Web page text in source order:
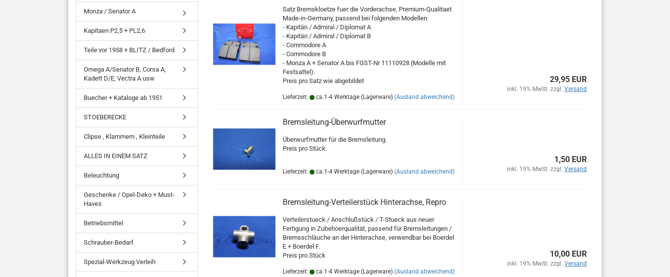
Satz Bremskloetze fuer die Vorderachse, Premium-Qualitaet
Made-in-Germany, passend bei folgenden Modellen
- Kapitän / Admiral / Diplomat A
- Kapitän / Admiral / Diplomat B
- Commodore A
- Commodore B
- Monza A + Senator A bis FGST-Nr 11110928 (Modelle mit
Festsattel).
Preis pro Satz wie abgebildet
Lieferzeit: ca.1-4 Werktage (Lagerware) (Ausland abweichend)
29,95 EUR
inkl. 19% MwSt. zzgl. Versand
Bremsleitung-Überwurfmutter
Überwurfmutter für die Bremsleitung.
Preis pro Stück.
Lieferzeit: ca.1-4 Werktage (Lagerware) (Ausland abweichend)
1,50 EUR
inkl. 19% MwSt. zzgl. Versand
Bremsleitung-Verteilerstück Hinterachse, Repro
Verteilerstueck / Anschlußstück / T-Stueck aus neuer
Fertigung in Zubehoerqualität, passend für Bremsleitungen /
Bremsschläuche an der Hinterachse, verwendbar bei Boerdel
E + Boerdel F.
Preis pro Stück
Lieferzeit: ca.1-4 Werktage (Lagerware) (Ausland abweichend)
10,00 EUR
inkl. 19% MwSt. zzgl. Versand
Monza / Senator A
Kapitaen P2,5 + PL2,6
Teile vor 1958 + BLITZ / Bedford
Omega A/Senator B, Corsa A,
Kadett D/E, Vectra A usw
Buecher + Kataloge ab 1951
STOEBERECKE
Clipse , Klammern , Kleinteile
ALLES IN EINEM SATZ
Beleuchtung
Geschenke / Opel-Deko + Must-
Haves
Betriebsmittel
Schrauber-Bedarf
Spezial-Werkzeug Verleih